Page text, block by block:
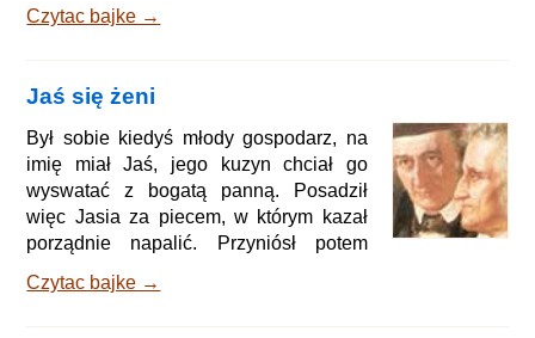
mu kawał złota, tak wielki jak Jasiowa
zarzucił ją sobie na ramię i ruszył w
drogę. Gdy tak sobie szedł i jedną nogę
wysuwał przed drugą, ujrzał jeźdźca,
który świeży i wesół siedział na ładnym
ko
Czytac bajke →
Jaś się żeni
Był sobie kiedyś młody gospodarz, na
imię miał Jaś, jego kuzyn chciał go
wyswatać z bogatą panną. Posadził
więc Jasia za piecem, w którym kazał
porządnie napalić. Przyniósł potem
pszennego chleba, dał Jasiowi do ręki
Czytac bajke →